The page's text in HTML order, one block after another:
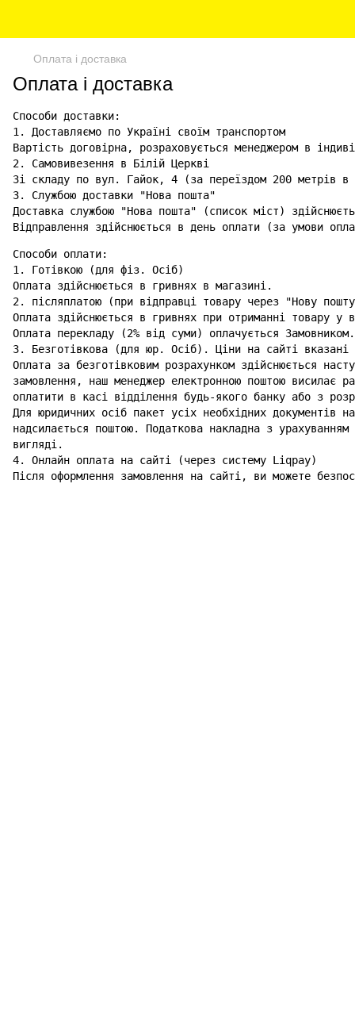
Оплата і доставка
Оплата і доставка
Способи доставки:
1. Доставляємо по Україні своїм транспортом
Вартість договірна, розраховується менеджером в
2. Самовивезення в Білій Церкві
Зі складу по вул. Гайок, 4 (за переїздом 200 метрів
3. Службою доставки "Нова пошта"
Доставка службою "Нова пошта" (список міст)
Відправлення здійснюється в день оплати (за умови
Способи оплати:
1. Готівкою (для фіз. Осіб)
Оплата здійснюється в гривнях в магазині.
2. післяплатою (при відправці товару через "Нову
Оплата здійснюється в гривнях при отриманні товару у
Оплата перекладу (2% від суми) оплачується Замовником.
3. Безготівкова (для юр. Осіб). Ціни на сайті вказані
Оплата за безготівковим розрахунком здійснюється
замовлення, наш менеджер електронною поштою висилає
оплатити в касі відділення будь-якого банку або з
Для юридичних осіб пакет усіх необхідних документів
надсилається поштою. Податкова накладна з
вигляді.
4. Онлайн оплата на сайті (через систему Liqpay)
Після оформлення замовлення на сайті, ви можете